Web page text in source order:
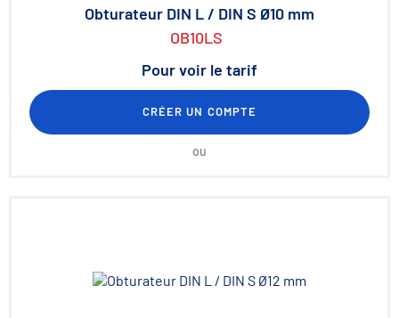
Obturateur DIN L / DIN S Ø10 mm
OB10LS
Pour voir le tarif
CRÉER UN COMPTE
ou